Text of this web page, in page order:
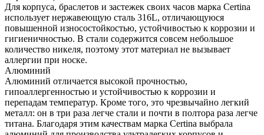
Для корпуса, браслетов и застежек своих часов марка Certina
использует нержавеющую сталь 316L, отличающуюся
повышенной износостойкостью, устойчивостью к коррозии и
гигиеничностью. В стали содержится совсем небольшое
количество никеля, поэтому этот материал не вызывает
аллергии при носке.
Алюминий
Алюминий отличается высокой прочностью,
гипоаллергенностью и устойчивостью к коррозии и
перепадам температур. Кроме того, это чрезвычайно легкий
металл: он в три раза легче стали и почти в полтора раза легче
титана. Благодаря этим качествам марка Certina выбрала